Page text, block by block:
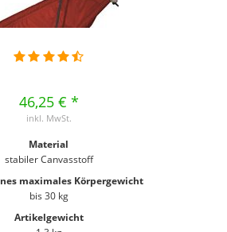
46,25 € *
inkl. MwSt.
Material
stabiler Canvasstoff
maximales Körpergewicht
bis 30 kg
Artikelgewicht